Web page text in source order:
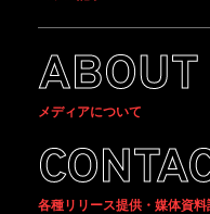
ABOUT
メディアについて
各種リリース提供・媒体資